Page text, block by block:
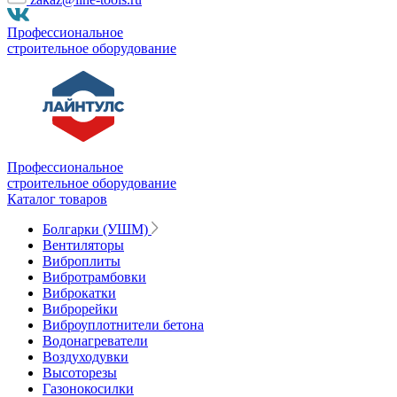
Профессиональное
строительное оборудование
Профессиональное
строительное оборудование
Каталог товаров
Болгарки (УШМ)
Вентиляторы
Виброплиты
Вибротрамбовки
Виброкатки
Виброрейки
Виброуплотнители бетона
Водонагреватели
Воздуходувки
Высоторезы
Газонокосилки